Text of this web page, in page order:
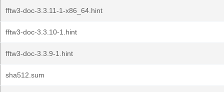
fftw3-doc-3.3.11-1-x86_64.hint
fftw3-doc-3.3.10-1.hint
fftw3-doc-3.3.9-1.hint
sha512.sum